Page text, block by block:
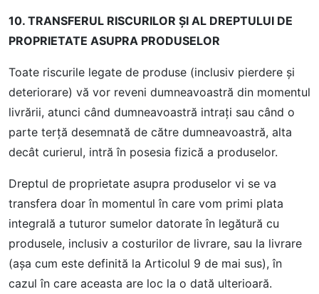
10. TRANSFERUL RISCURILOR ŞI AL DREPTULUI DE
PROPRIETATE ASUPRA PRODUSELOR
Toate riscurile legate de produse (inclusiv pierdere și
deteriorare) vă vor reveni dumneavoastră din momentul
livrării, atunci când dumneavoastră intraţi sau când o
parte terţă desemnată de către dumneavoastră, alta
decât curierul, intră în posesia fizică a produselor.
Dreptul de proprietate asupra produselor vi se va
transfera doar în momentul în care vom primi plata
integrală a tuturor sumelor datorate în legătură cu
produsele, inclusiv a costurilor de livrare, sau la livrare
(aşa cum este definită la Articolul 9 de mai sus), în
cazul în care aceasta are loc la o dată ulterioară.